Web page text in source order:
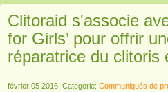
Clitoraid s'associe
for Girls’ pour offrir
réparatrice du clitoris
février 05 2016, Categorie: Communiqués de